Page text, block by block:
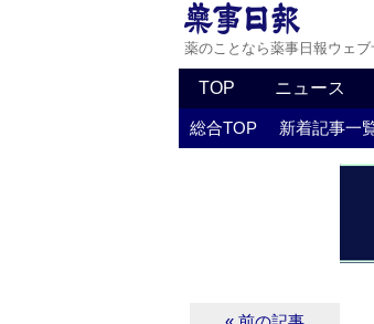
薬のことなら薬事日報ウェブ
TOP ニュース
総合TOP 新着記事一